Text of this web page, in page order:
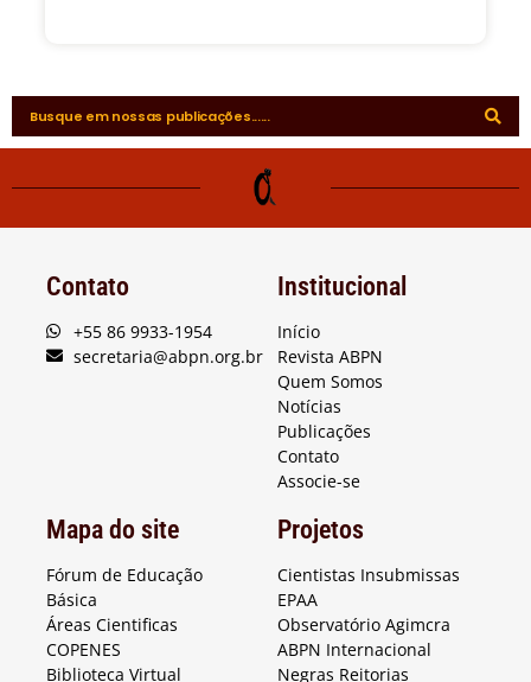
Contato
+55 86 9933-1954
secretaria@abpn.org.br
Institucional
Início
Revista ABPN
Quem Somos
Notícias
Publicações
Contato
Associe-se
Mapa do site
Fórum de Educação
Básica
Áreas Cientificas
COPENES
Biblioteca Virtual
Projetos
Cientistas Insubmissas
EPAA
Observatório Agimcra
ABPN Internacional
Negras Reitorias